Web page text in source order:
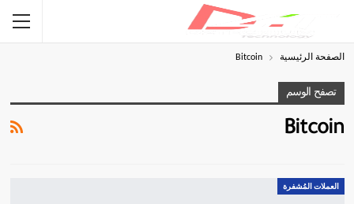
الصفحة الرئيسية Bitcoin
تصفح الوسم
Bitcoin
العملات المُشفرة